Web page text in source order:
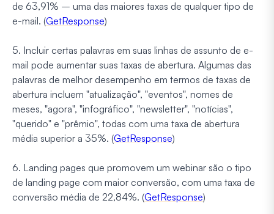
de 63,91% – uma das maiores taxas de qualquer tipo de
e-mail. (GetResponse)
5. Incluir certas palavras em suas linhas de assunto de e-
mail pode aumentar suas taxas de abertura. Algumas das
palavras de melhor desempenho em termos de taxas de
abertura incluem "atualização", "eventos", nomes de
meses, "agora", "infográfico", "newsletter", "notícias",
"querido" e "prêmio", todas com uma taxa de abertura
média superior a 35%. (GetResponse)
6. Landing pages que promovem um webinar são o tipo
de landing page com maior conversão, com uma taxa de
conversão média de 22,84%. (GetResponse)